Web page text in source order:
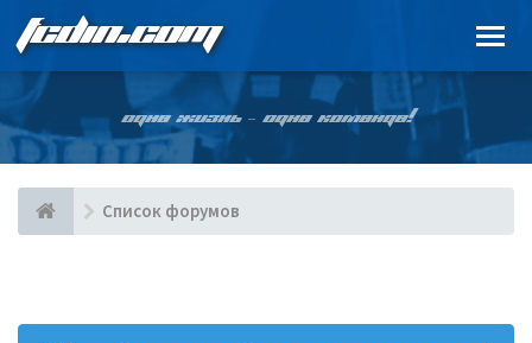
FCDIN.COM
ОДНА ЖИЗНЬ – ОДНА КОМАНДА!
Список форумов